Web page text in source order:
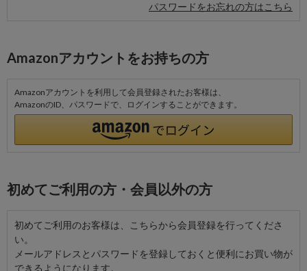
パスワードをお忘れの方はこちら
Amazonアカウントをお持ちの方
Amazonアカウントを利用して会員登録されたお客様は、
AmazonのID、パスワードで、ログインすることができます。
初めてご利用の方・会員以外の方
初めてご利用のお客様は、こちらから会員登録を行ってくださ
い。
メールアドレスとパスワードを登録しておくと便利にお買い物が
できるようになります。